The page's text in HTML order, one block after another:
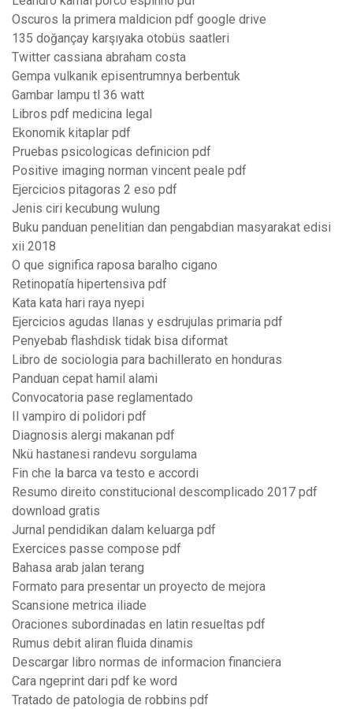
Oscuros la primera maldicion pdf google drive
135 doğançay karşıyaka otobüs saatleri
Twitter cassiana abraham costa
Gempa vulkanik episentrumnya berbentuk
Gambar lampu tl 36 watt
Libros pdf medicina legal
Ekonomik kitaplar pdf
Pruebas psicologicas definicion pdf
Positive imaging norman vincent peale pdf
Ejercicios pitagoras 2 eso pdf
Jenis ciri kecubung wulung
Buku panduan penelitian dan pengabdian masyarakat edisi
xii 2018
O que significa raposa baralho cigano
Retinopatía hipertensiva pdf
Kata kata hari raya nyepi
Ejercicios agudas llanas y esdrujulas primaria pdf
Penyebab flashdisk tidak bisa diformat
Libro de sociologia para bachillerato en honduras
Panduan cepat hamil alami
Convocatoria pase reglamentado
Il vampiro di polidori pdf
Diagnosis alergi makanan pdf
Nkü hastanesi randevu sorgulama
Fin che la barca va testo e accordi
Resumo direito constitucional descomplicado 2017 pdf
download gratis
Jurnal pendidikan dalam keluarga pdf
Exercices passe compose pdf
Bahasa arab jalan terang
Formato para presentar un proyecto de mejora
Scansione metrica iliade
Oraciones subordinadas en latin resueltas pdf
Rumus debit aliran fluida dinamis
Descargar libro normas de informacion financiera
Cara ngeprint dari pdf ke word
Tratado de patologia de robbins pdf